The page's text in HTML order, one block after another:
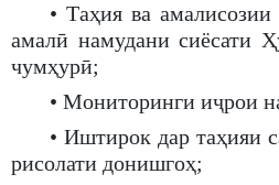
• Таҳия ва
амалӣ намудани сиёсати
чумҳурӣ;
• Мониторинги иҷрои
• Иштирок дар таҳияи
рисолати донишгоҳ;